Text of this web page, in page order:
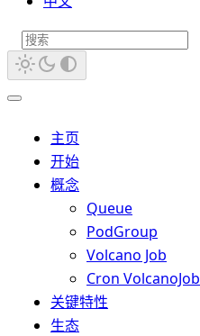
主页
开始
概念
Queue
PodGroup
Volcano Job
Cron VolcanoJob
关键特性
生态